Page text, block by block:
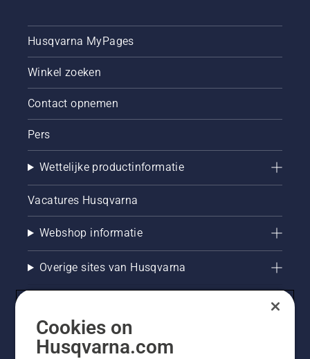
Husqvarna MyPages
Winkel zoeken
Contact opnemen
Pers
Wettelijke productinformatie
Vacatures Husqvarna
Webshop informatie
Overige sites van Husqvarna
Cookies on
Husqvarna.com